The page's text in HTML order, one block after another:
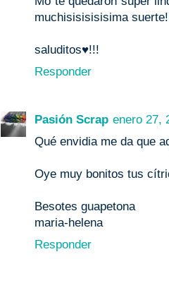
muchisisisisisima
saluditos♥!!!
Responder
Pasión Scrap enero 27,
Qué envidia me da que
Oye muy bonitos tus
Besotes guapetona
maria-helena
Responder